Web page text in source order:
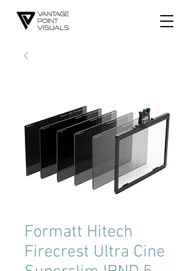
Formatt Hitech
Firecrest Ultra Cine